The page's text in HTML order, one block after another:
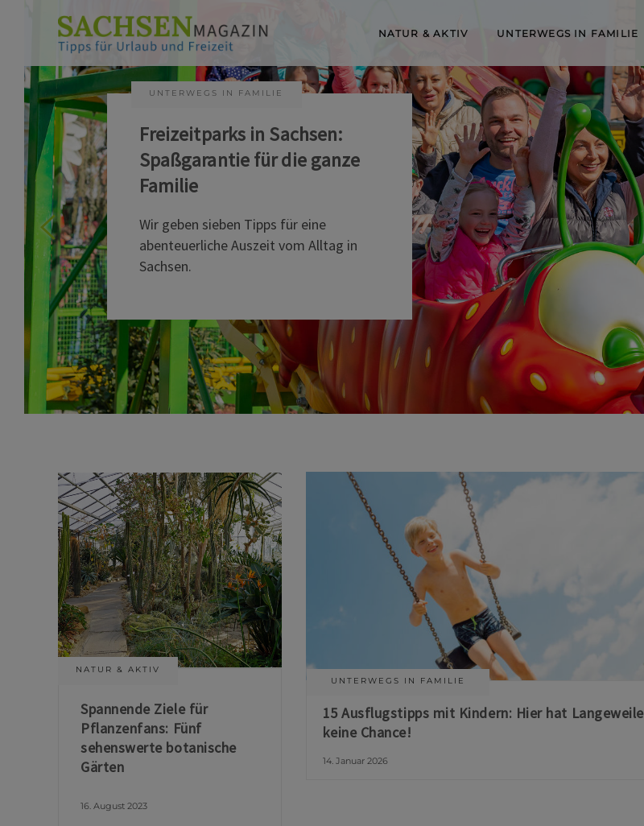
NATUR & AKTIV UNTERWEGS IN FAMILIE
UNTERWEGS IN FAMILIE
Freizeitparks in Sachsen:
Spaßgarantie für die ganze
Familie
Wir geben sieben Tipps für eine
abenteuerliche Auszeit vom Alltag in
Sachsen.
NATUR & AKTIV
Spannende Ziele für
Pflanzenfans: Fünf
sehenswerte botanische
Gärten
16. August 2023
UNTERWEGS IN FAMILIE
15 Ausflugstipps mit Kindern: Hier hat Langeweile
keine Chance!
14. Januar 2026